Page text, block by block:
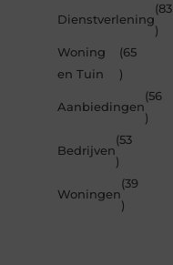
Dienstverlening
(83
)
Woning
en Tuin
(65
)
Aanbiedingen
(56
)
Bedrijven
(53
)
Woningen
(39
)